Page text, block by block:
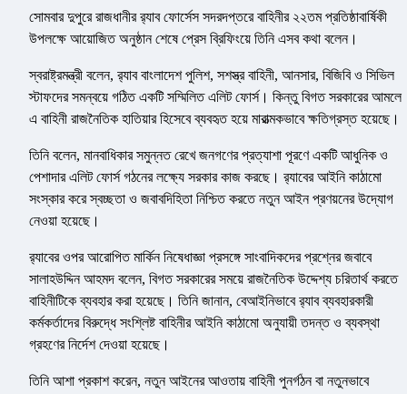
সোমবার দুপুরে রাজধানীর র‌্যাব ফোর্সেস সদরদপ্তরে বাহিনীর ২২তম প্রতিষ্ঠাবার্ষিকী
উপলক্ষে আয়োজিত অনুষ্ঠান শেষে প্রেস ব্রিফিংয়ে তিনি এসব কথা বলেন।
স্বরাষ্ট্রমন্ত্রী বলেন, র‌্যাব বাংলাদেশ পুলিশ, সশস্ত্র বাহিনী, আনসার, বিজিবি ও সিভিল
স্টাফদের সমন্বয়ে গঠিত একটি সম্মিলিত এলিট ফোর্স। কিন্তু বিগত সরকারের আমলে
এ বাহিনী রাজনৈতিক হাতিয়ার হিসেবে ব্যবহৃত হয়ে মারাত্মকভাবে ক্ষতিগ্রস্ত হয়েছে।
তিনি বলেন, মানবাধিকার সমুন্নত রেখে জনগণের প্রত্যাশা পূরণে একটি আধুনিক ও
পেশাদার এলিট ফোর্স গঠনের লক্ষ্যে সরকার কাজ করছে। র‌্যাবের আইনি কাঠামো
সংস্কার করে স্বচ্ছতা ও জবাবদিহিতা নিশ্চিত করতে নতুন আইন প্রণয়নের উদ্যোগ
নেওয়া হয়েছে।
র‌্যাবের ওপর আরোপিত মার্কিন নিষেধাজ্ঞা প্রসঙ্গে সাংবাদিকদের প্রশ্নের জবাবে
সালাহউদ্দিন আহমদ বলেন, বিগত সরকারের সময়ে রাজনৈতিক উদ্দেশ্য চরিতার্থ করতে
বাহিনীটিকে ব্যবহার করা হয়েছে। তিনি জানান, বেআইনিভাবে র‌্যাব ব্যবহারকারী
কর্মকর্তাদের বিরুদ্ধে সংশ্লিষ্ট বাহিনীর আইনি কাঠামো অনুযায়ী তদন্ত ও ব্যবস্থা
গ্রহণের নির্দেশ দেওয়া হয়েছে।
তিনি আশা প্রকাশ করেন, নতুন আইনের আওতায় বাহিনী পুনর্গঠন বা নতুনভাবে